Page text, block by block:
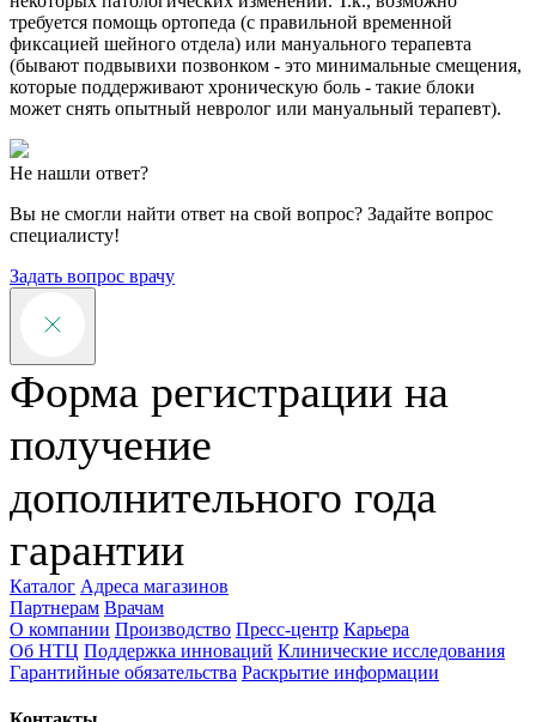
требуется помощь ортопеда (с правильной временной
фиксацией шейного отдела) или мануального терапевта
(бывают подвывихи позвонком - это минимальные смещения,
которые поддерживают хроническую боль - такие блоки
может снять опытный невролог или мануальный терапевт).
Не нашли ответ?
Вы не смогли найти ответ на свой вопрос? Задайте вопрос
специалисту!
Задать вопрос врачу
Форма регистрации на
получение
дополнительного года
гарантии
Каталог Адреса магазинов
Партнерам Врачам
О компании Производство Пресс-центр Карьера
Об НТЦ Поддержка инноваций Клинические исследования
Гарантийные обязательства Раскрытие информации